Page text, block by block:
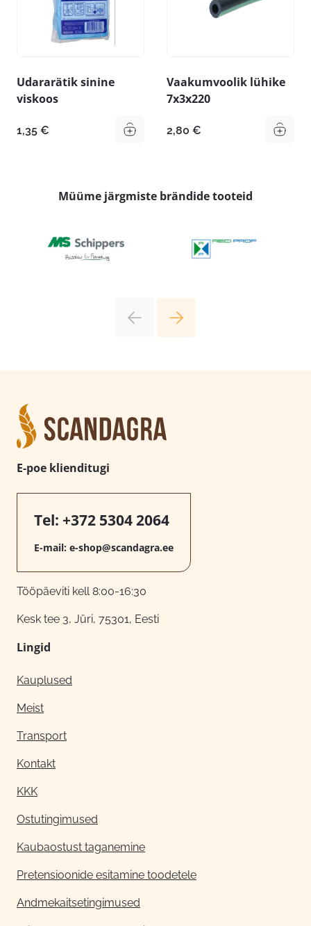
Udararätik sinine
viskoos
1,35 €
Vaakumvoolik lühike
7x3x220
2,80 €
Müüme järgmiste brändide tooteid
E-poe klienditugi
Tel: +372 5304 2064
E-mail: e-shop@scandagra.ee
Tööpäeviti kell 8:00-16:30
Kesk tee 3, Jüri, 75301, Eesti
Lingid
Kauplused
Meist
Transport
Kontakt
KKK
Ostutingimused
Kaubaostust taganemine
Pretensioonide esitamine toodetele
Andmekaitsetingimused